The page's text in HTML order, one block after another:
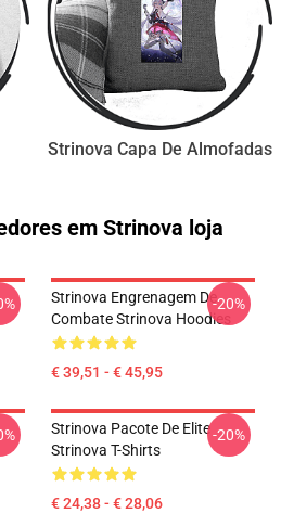
Strinova Capa De Almofadas
em Strinova loja
Strinova Engrenagem De
Combate Strinova Hoodies
€ 39,51 - € 45,95
-20%
Strinova Pacote De Elite
Strinova T-Shirts
€ 24,38 - € 28,06
-20%